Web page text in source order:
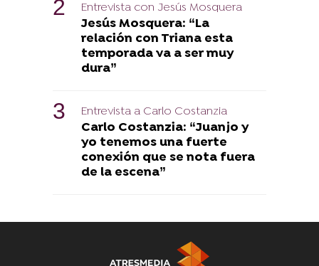
Entrevista con Jesús Mosquera
Jesús Mosquera: “La
relación con Triana esta
temporada va a ser muy
dura”
Entrevista a Carlo Costanzia
Carlo Costanzia: “Juanjo y
yo tenemos una fuerte
conexión que se nota fuera
de la escena”